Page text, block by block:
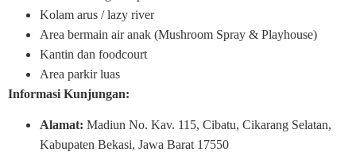
Kolam arus / lazy river
Area bermain air anak (Mushroom Spray & Playhouse)
Kantin dan foodcourt
Area parkir luas
Informasi Kunjungan:
Alamat: Madiun No. Kav. 115, Cibatu, Cikarang Selatan,
Kabupaten Bekasi, Jawa Barat 17550